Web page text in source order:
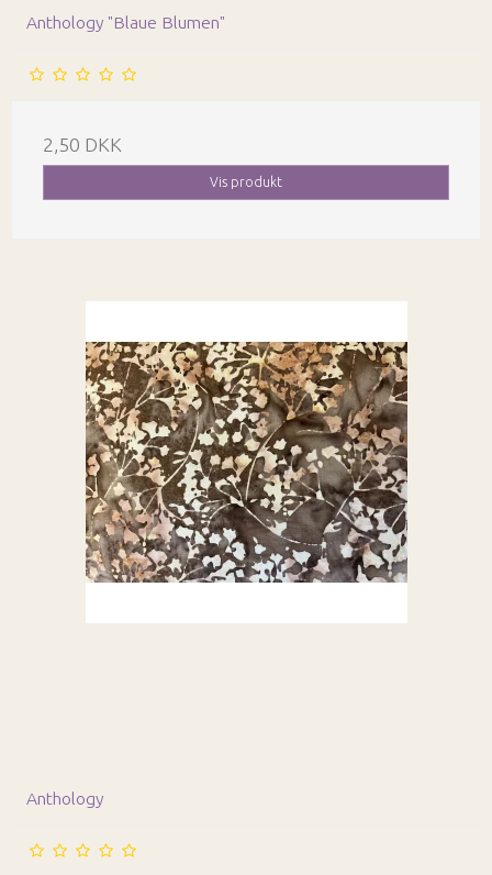
Anthology "Blaue Blumen"
2,50 DKK
Vis produkt
Anthology